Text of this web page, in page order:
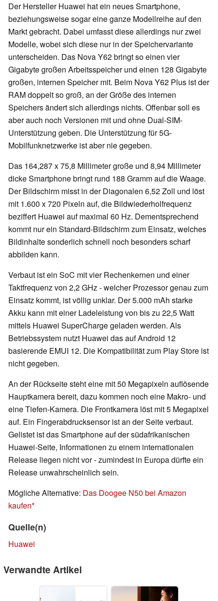
Der Hersteller Huawei hat ein neues Smartphone,
beziehungsweise sogar eine ganze Modellreihe auf den
Markt gebracht. Dabei umfasst diese allerdings nur zwei
Modelle, wobei sich diese nur in der Speichervariante
unterscheiden. Das Nova Y62 bringt so einen vier
Gigabyte großen Arbeitsspeicher und einen 128 Gigabyte
großen, internen Speicher mit. Beim Nova Y62 Plus ist der
RAM doppelt so groß, an der Größe des internen
Speichers ändert sich allerdings nichts. Offenbar soll es
aber auch noch Versionen mit und ohne Dual-SIM-
Unterstützung geben. Die Unterstützung für 5G-
Mobilfunknetzwerke ist aber nie gegeben.
Das 164,287 x 75,8 Millimeter große und 8,94 Millimeter
dicke Smartphone bringt rund 188 Gramm auf die Waage.
Der Bildschirm misst in der Diagonalen 6,52 Zoll und löst
mit 1.600 x 720 Pixeln auf, die Bildwiederholfrequenz
beziffert Huawei auf maximal 60 Hz. Dementsprechend
kommt nur ein Standard-Bildschirm zum Einsatz, welches
Bildinhalte sonderlich schnell noch besonders scharf
abbilden kann.
Verbaut ist ein SoC mit vier Rechenkernen und einer
Taktfrequenz von 2,2 GHz - welcher Prozessor genau zum
Einsatz kommt, ist völlig unklar. Der 5.000 mAh starke
Akku kann mit einer Ladeleistung von bis zu 22,5 Watt
mittels Huawei SuperCharge geladen werden. Als
Betriebssystem nutzt Huawei das auf Android 12
basierende EMUI 12. Die Kompatibilität zum Play Store ist
nicht gegeben.
An der Rückseite steht eine mit 50 Megapixeln auflösende
Hauptkamera bereit, dazu kommen noch eine Makro- und
eine Tiefen-Kamera. Die Frontkamera löst mit 5 Megapixel
auf. Ein Fingerabdrucksensor ist an der Seite verbaut.
Gelistet ist das Smartphone auf der südafrikanischen
Huawei-Seite, Informationen zu einem internationalen
Release liegen nicht vor - zumindest in Europa dürfte ein
Release unwahrscheinlich sein.
Mögliche Alternative: Das Doogee N50 bei Amazon
kaufen
Quelle(n)
Huawei
Verwandte Artikel